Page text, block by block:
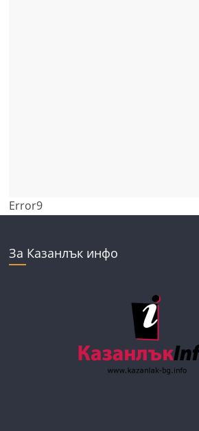
Error9
За Казанлък инфо